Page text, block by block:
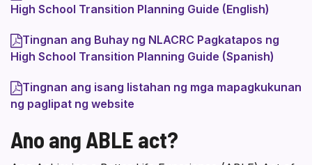
High School Transition Planning Guide (English)
Tingnan ang Buhay ng NLACRC Pagkatapos ng
High School Transition Planning Guide (Spanish)
Tingnan ang isang listahan ng mga mapagkukunan
ng paglipat ng website
Ano ang ABLE act?